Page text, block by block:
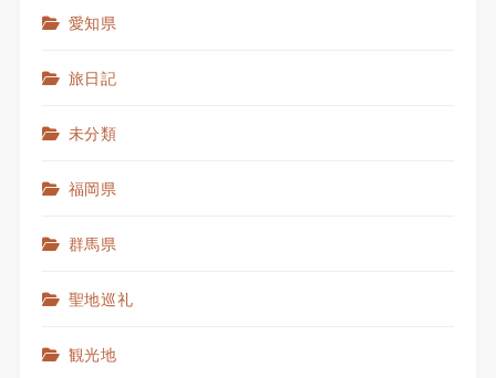
愛知県
旅日記
未分類
福岡県
群馬県
聖地巡礼
観光地